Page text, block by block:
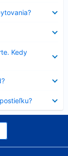
Kedy